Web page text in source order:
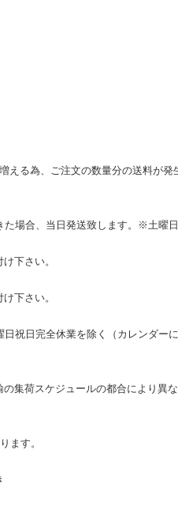
える為、ご注文の数量分の送料が発
場合、当日発送致します。※土曜
下さい。
下さい。
祝日完全休業を除く（カレンダーに
集荷スケジュールの都合により異な
ます。